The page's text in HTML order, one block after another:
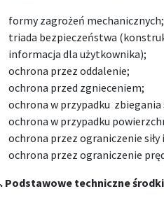
formy zagrożeń mechanicznych;
triada bezpieczeństwa
informacja dla użytkownika);
ochrona przez oddalenie;
ochrona przed zgnieceniem;
ochrona w przypadku
ochrona w przypadku
ochrona przez ograniczenie siły
ochrona przez ograniczenie
Podstawowe techniczne